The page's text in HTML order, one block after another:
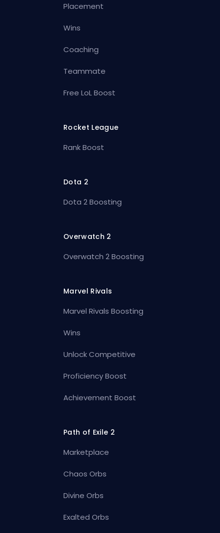
Placement
Wins
Coaching
Teammate
Free LoL Boost
Rocket League
Rank Boost
Dota 2
Dota 2 Boosting
Overwatch 2
Overwatch 2 Boosting
Marvel Rivals
Marvel Rivals Boosting
Wins
Unlock Competitive
Proficiency Boost
Achievement Boost
Path of Exile 2
Marketplace
Chaos Orbs
Divine Orbs
Exalted Orbs